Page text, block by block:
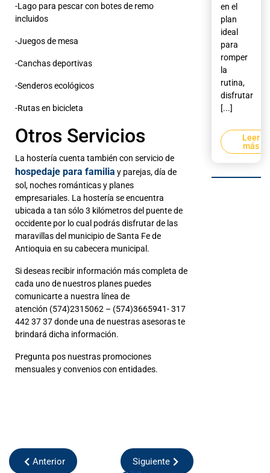
-Lago para pescar con botes de remo
incluidos
-Juegos de mesa
-Canchas deportivas
-Senderos ecológicos
-Rutas en bicicleta
Otros Servicios
La hostería cuenta también con servicio de
hospedaje para familia y parejas, día de
sol, noches románticas y planes
empresariales. La hostería se encuentra
ubicada a tan sólo 3 kilómetros del puente de
occidente por lo cual podrás disfrutar de las
maravillas del municipio de Santa Fe de
Antioquia en su cabecera municipal.
Si deseas recibir información más completa de
cada uno de nuestros planes puedes
comunicarte a nuestra línea de
atención (574)2315062 – (574)3665941- 317
442 37 37 donde una de nuestras asesoras te
brindará dicha información.
Pregunta pos nuestras promociones
mensuales y convenios con entidades.
Anterior Siguiente
en el
plan
ideal
para
romper
la
rutina,
disfrutar
[...]
Leer
más